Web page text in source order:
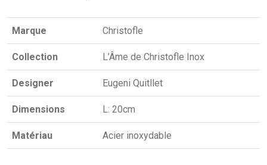
Marque Christofle
Collection L’Âme de Christofle Inox
Designer Eugeni Quitllet
Dimensions L: 20cm
Matériau Acier inoxydable